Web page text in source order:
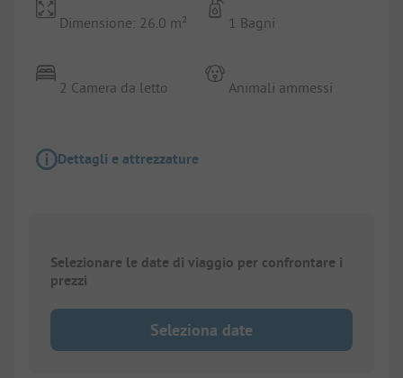
Dimensione: 26.0 m²
2 Camera da letto
1 Bagni
Animali ammessi
Dettagli e attrezzature
Selezionare le date di viaggio per confrontare i
prezzi
Seleziona date